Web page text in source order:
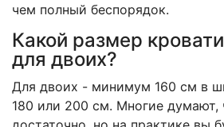
чем полный беспорядок.
Какой размер
для двоих?
Для двоих - минимум 160 см в
180 или 200 см. Многие думают,